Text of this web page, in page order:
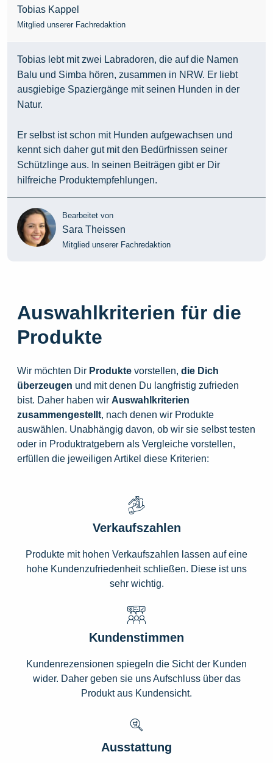
Tobias Kappel
Mitglied unserer Fachredaktion
Tobias lebt mit zwei Labradoren, die auf die Namen
Balu und Simba hören, zusammen in NRW. Er liebt
ausgiebige Spaziergänge mit seinen Hunden in der
Natur.
Er selbst ist schon mit Hunden aufgewachsen und
kennt sich daher gut mit den Bedürfnissen seiner
Schützlinge aus. In seinen Beiträgen gibt er Dir
hilfreiche Produktempfehlungen.
Bearbeitet von
Sara Theissen
Mitglied unserer Fachredaktion
Auswahlkriterien für die
Produkte
Wir möchten Dir Produkte vorstellen, die Dich
überzeugen und mit denen Du langfristig zufrieden
bist. Daher haben wir Auswahlkriterien
zusammengestellt, nach denen wir Produkte
auswählen. Unabhängig davon, ob wir sie selbst testen
oder in Produktratgebern als Vergleiche vorstellen,
erfüllen die jeweiligen Artikel diese Kriterien:
Verkaufszahlen
Produkte mit hohen Verkaufszahlen lassen auf eine
hohe Kundenzufriedenheit schließen. Diese ist uns
sehr wichtig.
Kundenstimmen
Kundenrezensionen spiegeln die Sicht der Kunden
wider. Daher geben sie uns Aufschluss über das
Produkt aus Kundensicht.
Ausstattung